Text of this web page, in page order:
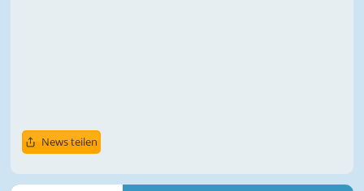
News teilen